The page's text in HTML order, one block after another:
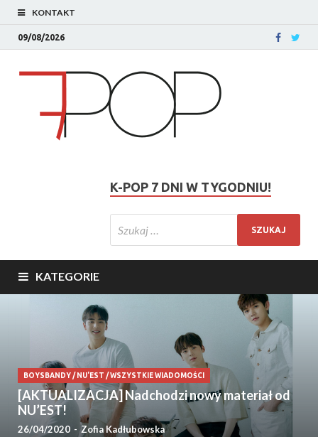
KONTAKT
09/08/2026
K-POP 7 DNI W TYGODNIU!
KATEGORIE
BOYSBANDY/ NU'EST /WSZYSTKIE WIADOMOŚCI
[AKTUALIZACJA] Nadchodzi nowy materiał od
NU’EST!
26/04/2020 - Zofia Kadłubowska